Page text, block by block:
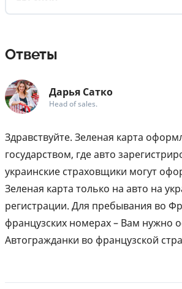
Ответы
Дарья Сатко
Head of sales.
Здравствуйте. Зеленая карта
государством, где авто
украинские страховщики могут
Зеленая карта только на авто на
регистрации. Для пребывания во
французских номерах – Вам нужно
Автогражданки во французской